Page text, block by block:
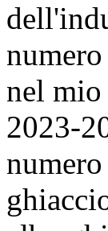
nel mio
2023-